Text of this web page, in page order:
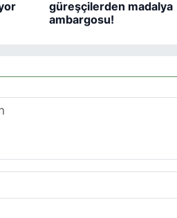
güreşçilerden madalya
ambargosu!